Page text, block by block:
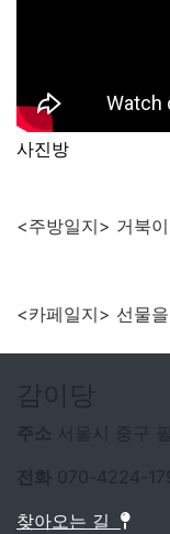
사진방
<주방일지> 거북
<카페일지> 선물
감이당
주소
서울시 중구
전화
070-4224-
찾아오는 길